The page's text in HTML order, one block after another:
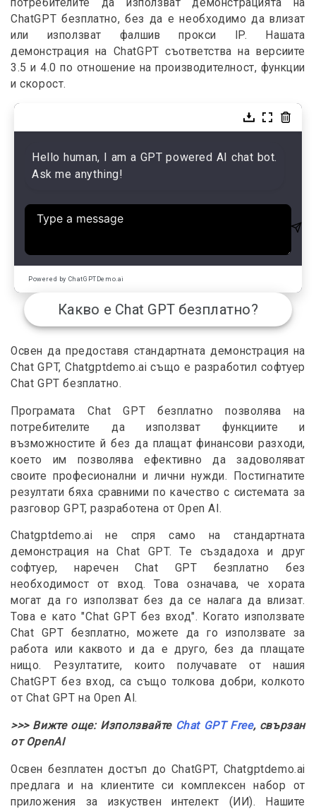
ChatGPT безплатно, без да е необходимо да влизат
или използват фалшив прокси IP. Нашата
демонстрация на ChatGPT съответства на версиите
3.5 и 4.0 по отношение на производителност, функции
и скорост.
Hello human, I am a GPT powered AI chat bot.
Ask me anything!
Powered by ChatGPTDemo.ai
Какво е Chat GPT безплатно?
Освен да предоставя стандартната демонстрация на
Chat GPT, Chatgptdemo.ai също е разработил софтуер
Chat GPT безплатно.
Програмата Chat GPT безплатно позволява на
потребителите да използват функциите и
възможностите й без да плащат финансови разходи,
което им позволява ефективно да задоволяват
своите професионални и лични нужди. Постигнатите
резултати бяха сравними по качество с системата за
разговор GPT, разработена от Open AI.
Chatgptdemo.ai не спря само на стандартната
демонстрация на Chat GPT. Те създадоха и друг
софтуер, наречен Chat GPT безплатно без
необходимост от вход. Това означава, че хората
могат да го използват без да се налага да влизат.
Това е като "Chat GPT без вход". Когато използвате
Chat GPT безплатно, можете да го използвате за
работа или каквото и да е друго, без да плащате
нищо. Резултатите, които получавате от нашия
ChatGPT без вход, са също толкова добри, колкото
от Chat GPT на Open AI.
>>> Вижте още: Използвайте Chat GPT Free, свързан
от OpenAI
Освен безплатен достъп до ChatGPT, Chatgptdemo.ai
предлага и на клиентите си комплексен набор от
приложения за изкуствен интелект (ИИ). Нашите